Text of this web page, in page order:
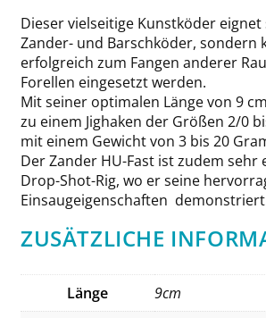
Dieser vielseitige Kunstköder
Zander- und Barschköder, sondern
erfolgreich zum Fangen anderer
Forellen eingesetzt werden.
Mit seiner optimalen Länge von 9
zu einem Jighaken der Größen 2/0
mit einem Gewicht von 3 bis 20
Der Zander HU-Fast ist zudem sehr
Drop-Shot-Rig, wo er seine
Einsaugeigenschaften
ZUSÄTZLICHE
Länge
9cm